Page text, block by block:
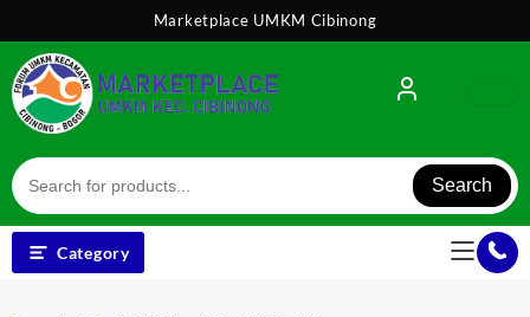
content
Marketplace UMKM Cibinong
Search
Category